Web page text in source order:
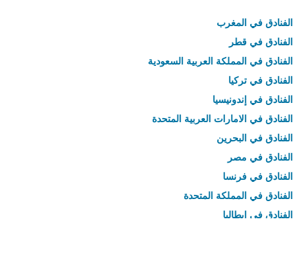
الفنادق في المغرب
الفنادق في قطر
الفنادق في المملكة العربية السعودية
الفنادق في تركيا
الفنادق في إندونيسيا
الفنادق في الامارات العربية المتحدة
الفنادق في البحرين
الفنادق في مصر
الفنادق في فرنسا
الفنادق في المملكة المتحدة
الفنادق في إيطاليا